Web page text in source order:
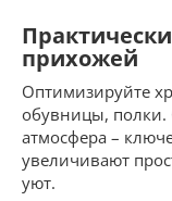
прихожей
Оптимизируйте
обувницы, полки.
атмосфера –
увеличивают
уют.